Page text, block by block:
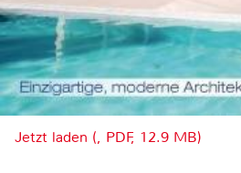
Jetzt laden (, PDF, 12.9 MB)